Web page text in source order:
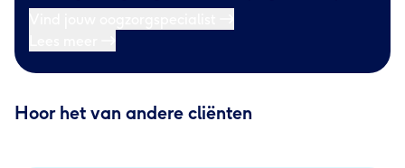
Hoor het van andere cliënten